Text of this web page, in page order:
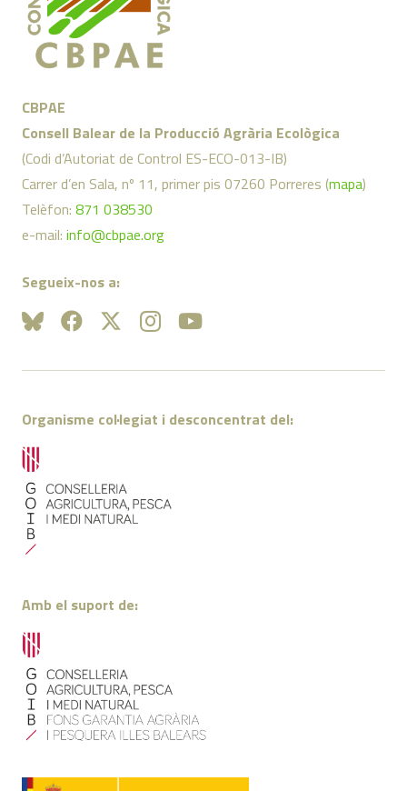
CBPAE
Consell Balear de la Producció Agrària Ecològica
(Codi d’Autoriat de Control ES-ECO-013-IB)
Carrer d’en Sala, nº 11, primer pis 07260 Porreres (mapa)
Telèfon: 871 038530
e-mail: info@cbpae.org
Segueix-nos a:
Organisme col·legiat i desconcentrat del:
Amb el suport de: